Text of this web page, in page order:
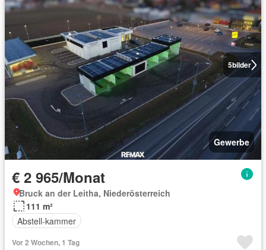
5bilder
Gewerbe
€ 2 965/Monat
Bruck an der Leitha, Niederösterreich
111 m²
Abstell-kammer
Vor 2 Wochen, 1 Tag